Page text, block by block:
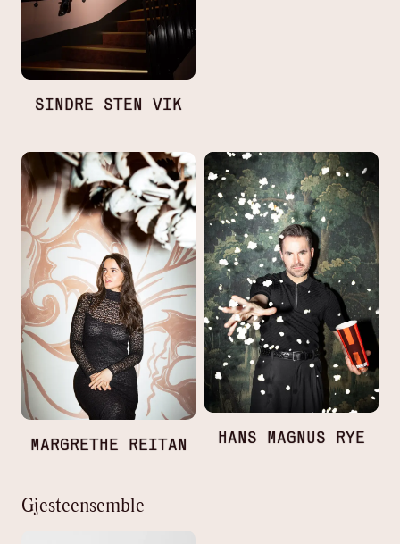
SINDRE STEN VIK
MARGRETHE REITAN HANS MAGNUS RYE
Gjesteensemble